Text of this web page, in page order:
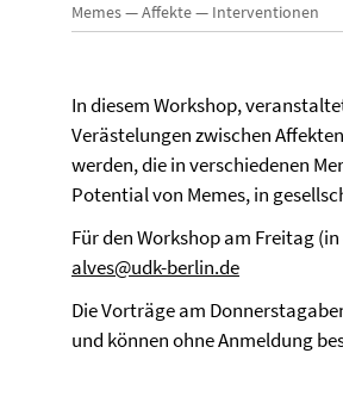
Memes — Affekte — Interventionen
In diesem Workshop,
Verästelungen zwischen
werden, die in verschiedenen
Potential von Memes, in
Für den Workshop am Freitag
alves@udk-berlin.de
Die Vorträge am
und können ohne Anmeldung